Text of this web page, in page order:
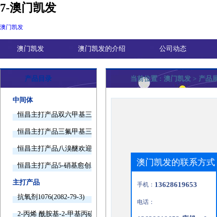
7-澳门凯发
澳门凯发
澳门凯发 澳门凯发的介绍 公司动态
产品目录
中间体
恒昌主打产品双六甲基三胺欢迎询价
恒昌主打产品三氟甲基三甲基硅烷欢迎询价
恒昌主打产品八溴醚欢迎询价
恒昌主打产品5-硝基愈创木酚钠欢迎询价
主打产品
抗氧剂1076(2082-79-3)
2-丙烯 酰胺基-2-甲基丙磺酸(15214-89-8)
当前位置 : 澳门凯发 > 产品
澳门凯发的联系方式
手机： 13628619653
电话：